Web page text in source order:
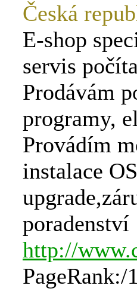
Česká
E-shop
servis
Prodávám
programy,
Provádím
instalace
poradenství
http://